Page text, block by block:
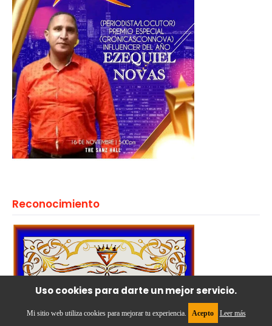
Reconocimiento
Uso cookies para darte un mejor servicio.
Mi sitio web utiliza cookies para mejorar tu experiencia. Acepto Leer más